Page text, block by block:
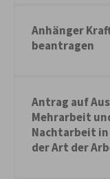
Anhänger
beantragen
Antrag auf
Mehrarbeit
Nachtarbeit
der Art der